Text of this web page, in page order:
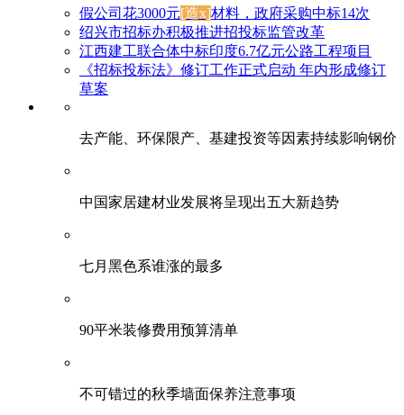
假公司花3000元[造x]材料，政府采购中标14次
绍兴市招标办积极推进招投标监管改革
江西建工联合体中标印度6.7亿元公路工程项目
《招标投标法》修订工作正式启动 年内形成修订
草案
去产能、环保限产、基建投资等因素持续影响钢价
中国家居建材业发展将呈现出五大新趋势
七月黑色系谁涨的最多
90平米装修费用预算清单
不可错过的秋季墙面保养注意事项